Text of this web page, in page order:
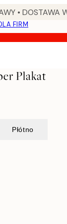
• DOSTAWA
FIRM
Plakat
Płótno